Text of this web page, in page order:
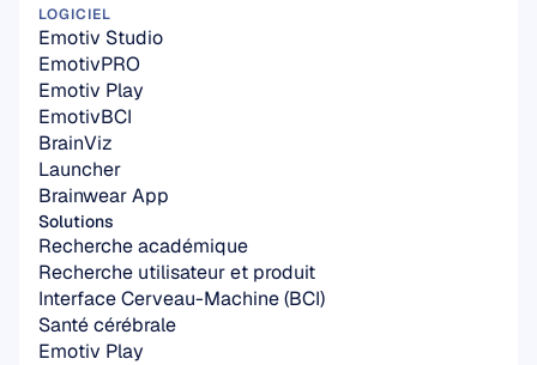
Solutions
Recherche académique
Recherche utilisateur et produit
Interface Cerveau-Machine (BCI)
Santé cérébrale
Emotiv Play
LOGICIEL
Emotiv Studio
EmotivPRO
Emotiv Play
EmotivBCI
BrainViz
Launcher
Brainwear App